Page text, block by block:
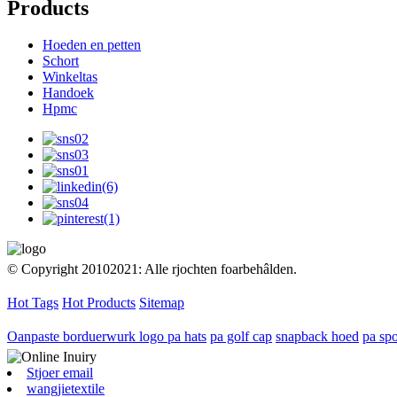
Products
Hoeden en petten
Schort
Winkeltas
Handoek
Hpmc
© Copyright 20102021: Alle rjochten foarbehâlden.
Hot Tags Hot Products Sitemap
Oanpaste borduerwurk logo pa hats pa golf cap snapback hoed pa
Stjoer email
wangjietextile